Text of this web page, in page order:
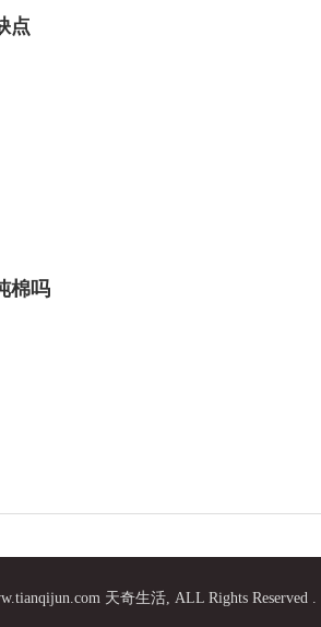
点
棉吗
天奇生活, ALL Rights Reserved .